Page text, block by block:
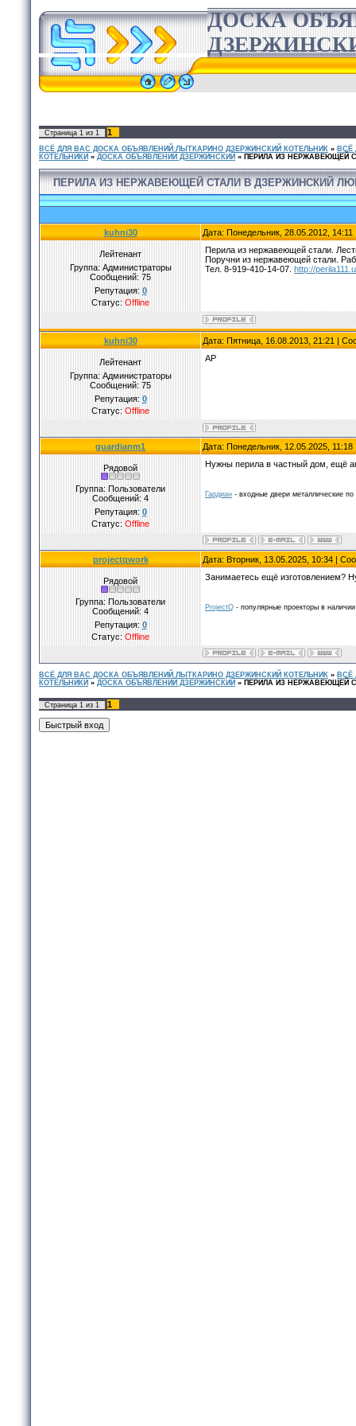
ДОСКА
Страница 1 из 1 1
ВСЁ ДЛЯ ВАС ДОСКА ОБЪЯВЛЕНИЙ ЛЫТКАРИНО ДЗЕРЖИНСКИЙ КОТЕЛЬНИК » ВСЁ
КОТЕЛЬНИКИ » ДОСКА ОБЪЯВЛЕНИЙ ДЗЕРЖИНСКИЙ » ПЕРИЛА ИЗ НЕРЖАВЕЮЩЕЙ
ПЕРИЛА ИЗ НЕРЖАВЕЮЩЕЙ СТАЛИ В ДЗЕРЖИНСКИЙ
kuhni30 Дата: Понедельник, 28.05.2012,
Лейтенант
Группа: Администраторы
Сообщений: 75
Репутация: 0
Статус: Offline
Перила из нержавеющей стали.
Поручни из нержавеющей стали.
Тел. 8-919-410-14-07. http://
kuhni30 Дата: Пятница, 16.08.2013, 21:21 |
Лейтенант
Группа: Администраторы
Сообщений: 75
Репутация: 0
Статус: Offline
АР
guardianm1 Дата: Понедельник, 12.05.2025,
Рядовой
Группа: Пользователи
Сообщений: 4
Репутация: 0
Статус: Offline
Нужны перила в частный дом, ещё
Гардиан - входные двери металлические по
projectqwork Дата: Вторник, 13.05.2025, 10:34 |
Рядовой
Группа: Пользователи
Сообщений: 4
Репутация: 0
Статус: Offline
Занимаетесь ещё изготовлением?
ProjectQ - популярные проекторы в наличии
ВСЁ ДЛЯ ВАС ДОСКА ОБЪЯВЛЕНИЙ ЛЫТКАРИНО ДЗЕРЖИНСКИЙ КОТЕЛЬНИК » ВСЁ
КОТЕЛЬНИКИ » ДОСКА ОБЪЯВЛЕНИЙ ДЗЕРЖИНСКИЙ » ПЕРИЛА ИЗ НЕРЖАВЕЮЩЕЙ
Страница 1 из 1 1